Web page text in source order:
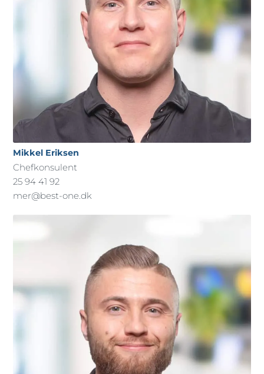
Mikkel Eriksen
Chefkonsulent
25 94 41 92
mer@best-one.dk